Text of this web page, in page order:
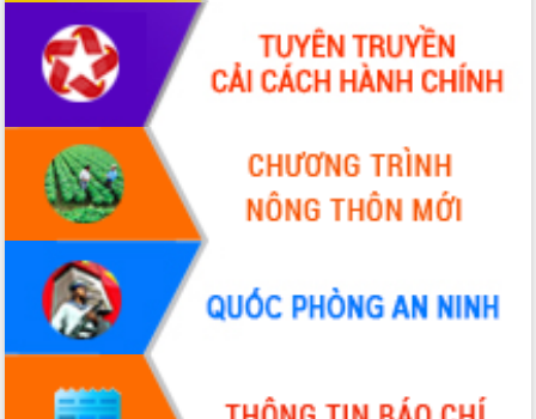
Giai đoạn 2026-2030, Đắk Lắk phấn
đấu có 77% xã đạt chuẩn nông thôn
mới
Chuyển đổi số 'mở đường' cho nông
nghiệp Đắk Lắk tăng trưởng bứt phá
Triển khai đồng bộ đo đạc, lập hồ sơ
địa chính, hoàn thiện cơ sở dữ liệu đất
Ứng dụng sinh trắc học - Bước tiến
trong hành trình chuyển đổi số tại Đắk
Đắk Lắk nâng cao hiệu quả công tác
Đảng từ Sổ tay đảng viên điện tử
Đắk Lắk đẩy mạnh nuôi biển công
nghệ, hướng tới phát triển thủy sản
bền vững